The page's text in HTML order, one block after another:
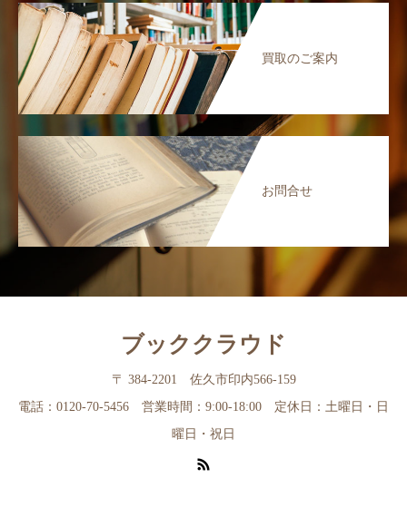
買取のご案内
お問合せ
ブッククラウド
〒 384-2201 佐久市印内566-159
電話：0120-70-5456 営業時間：9:00-18:00 定休日：土曜日・日
曜日・祝日